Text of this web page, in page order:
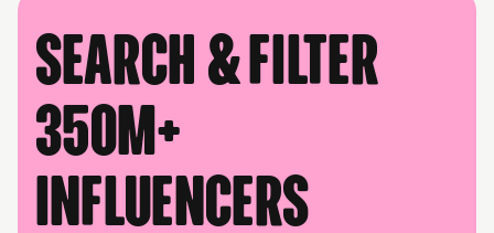
Search & filter
350M+
influencers